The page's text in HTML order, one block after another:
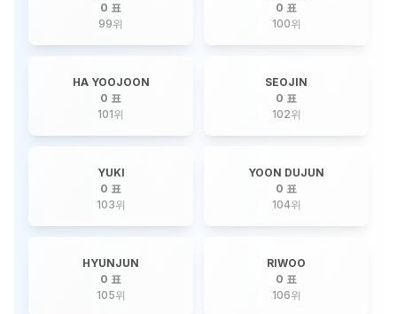
0 표
99위
0 표
100위
HA YOOJOON
0 표
101위
SEOJIN
0 표
102위
YUKI
0 표
103위
YOON DUJUN
0 표
104위
HYUNJUN
0 표
105위
RIWOO
0 표
106위